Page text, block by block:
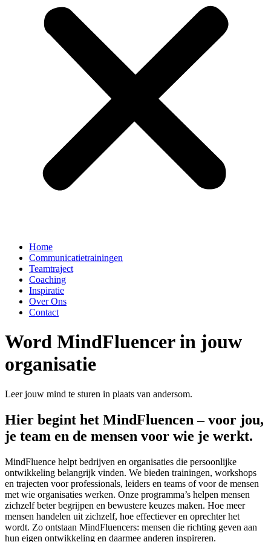
Home
Communicatietrainingen
Teamtraject
Coaching
Inspiratie
Over Ons
Contact
Word MindFluencer in jouw
organisatie
Leer jouw mind te sturen in plaats van andersom.
Hier begint het MindFluencen – voor jou,
je team en de mensen voor wie je werkt.
MindFluence helpt bedrijven en organisaties die persoonlijke
ontwikkeling belangrijk vinden. We bieden trainingen, workshops
en trajecten voor professionals, leiders en teams of voor de mensen
met wie organisaties werken. Onze programma’s helpen mensen
zichzelf beter begrijpen en bewustere keuzes maken. Hoe meer
mensen handelen uit zichzelf, hoe effectiever en oprechter het
wordt. Zo ontstaan MindFluencers: mensen die richting geven aan
hun eigen ontwikkeling en daarmee anderen inspireren.